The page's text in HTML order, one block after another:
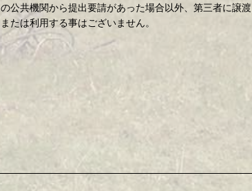
の公共機関から提出要請があった場合以外、第三者に譲渡
または利用する事はございません。